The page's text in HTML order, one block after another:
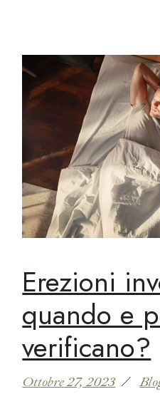
Erezioni
quando e
verificano?
Ottobre 27, 2023